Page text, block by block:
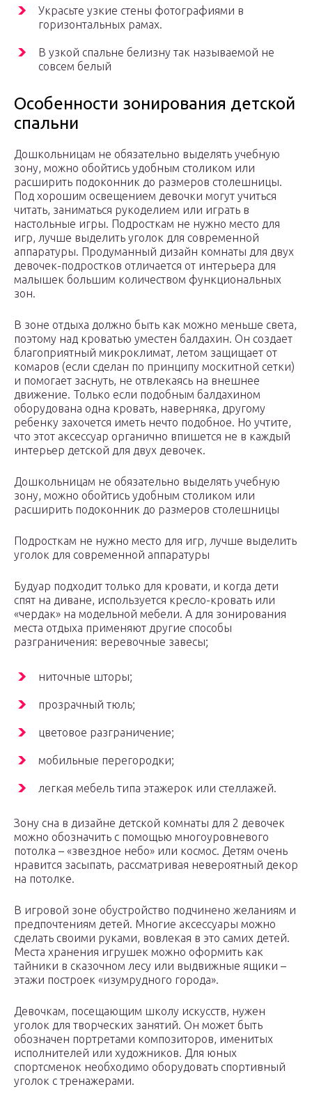
Украсьте узкие стены фотографиями в
горизонтальных рамах.
В узкой спальне белизну так называемой не
совсем белый
Особенности зонирования детской
спальни
Дошкольницам не обязательно выделять учебную
зону, можно обойтись удобным столиком или
расширить подоконник до размеров столешницы.
Под хорошим освещением девочки могут учиться
читать, заниматься рукоделием или играть в
настольные игры. Подросткам не нужно место для
игр, лучше выделить уголок для современной
аппаратуры. Продуманный дизайн комнаты для двух
девочек-подростков отличается от интерьера для
малышек большим количеством функциональных
зон.
В зоне отдыха должно быть как можно меньше света,
поэтому над кроватью уместен балдахин. Он создает
благоприятный микроклимат, летом защищает от
комаров (если сделан по принципу москитной сетки)
и помогает заснуть, не отвлекаясь на внешнее
движение. Только если подобным балдахином
оборудована одна кровать, наверняка, другому
ребенку захочется иметь нечто подобное. Но учтите,
что этот аксессуар органично впишется не в каждый
интерьер детской для двух девочек.
Дошкольницам не обязательно выделять учебную
зону, можно обойтись удобным столиком или
расширить подоконник до размеров столешницы
Подросткам не нужно место для игр, лучше выделить
уголок для современной аппаратуры
Будуар подходит только для кровати, и когда дети
спят на диване, используется кресло-кровать или
«чердак» на модельной мебели. А для зонирования
места отдыха применяют другие способы
разграничения: веревочные завесы;
ниточные шторы;
прозрачный тюль;
цветовое разграничение;
мобильные перегородки;
легкая мебель типа этажерок или стеллажей.
Зону сна в дизайне детской комнаты для 2 девочек
можно обозначить с помощью многоуровневого
потолка – «звездное небо» или космос. Детям очень
нравится засыпать, рассматривая невероятный декор
на потолке.
В игровой зоне обустройство подчинено желаниям и
предпочтениям детей. Многие аксессуары можно
сделать своими руками, вовлекая в это самих детей.
Места хранения игрушек можно оформить как
тайники в сказочном лесу или выдвижные ящики –
этажи построек «изумрудного города».
Девочкам, посещающим школу искусств, нужен
уголок для творческих занятий. Он может быть
обозначен портретами композиторов, именитых
исполнителей или художников. Для юных
спортсменок необходимо оборудовать спортивный
уголок с тренажерами.